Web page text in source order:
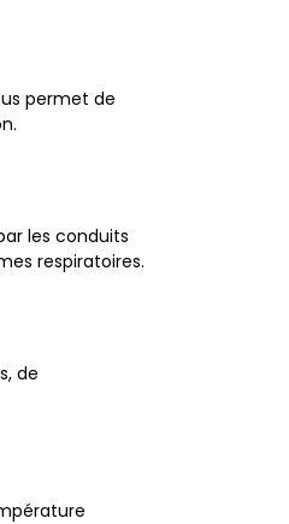
permet de
les conduits
respiratoires.
de